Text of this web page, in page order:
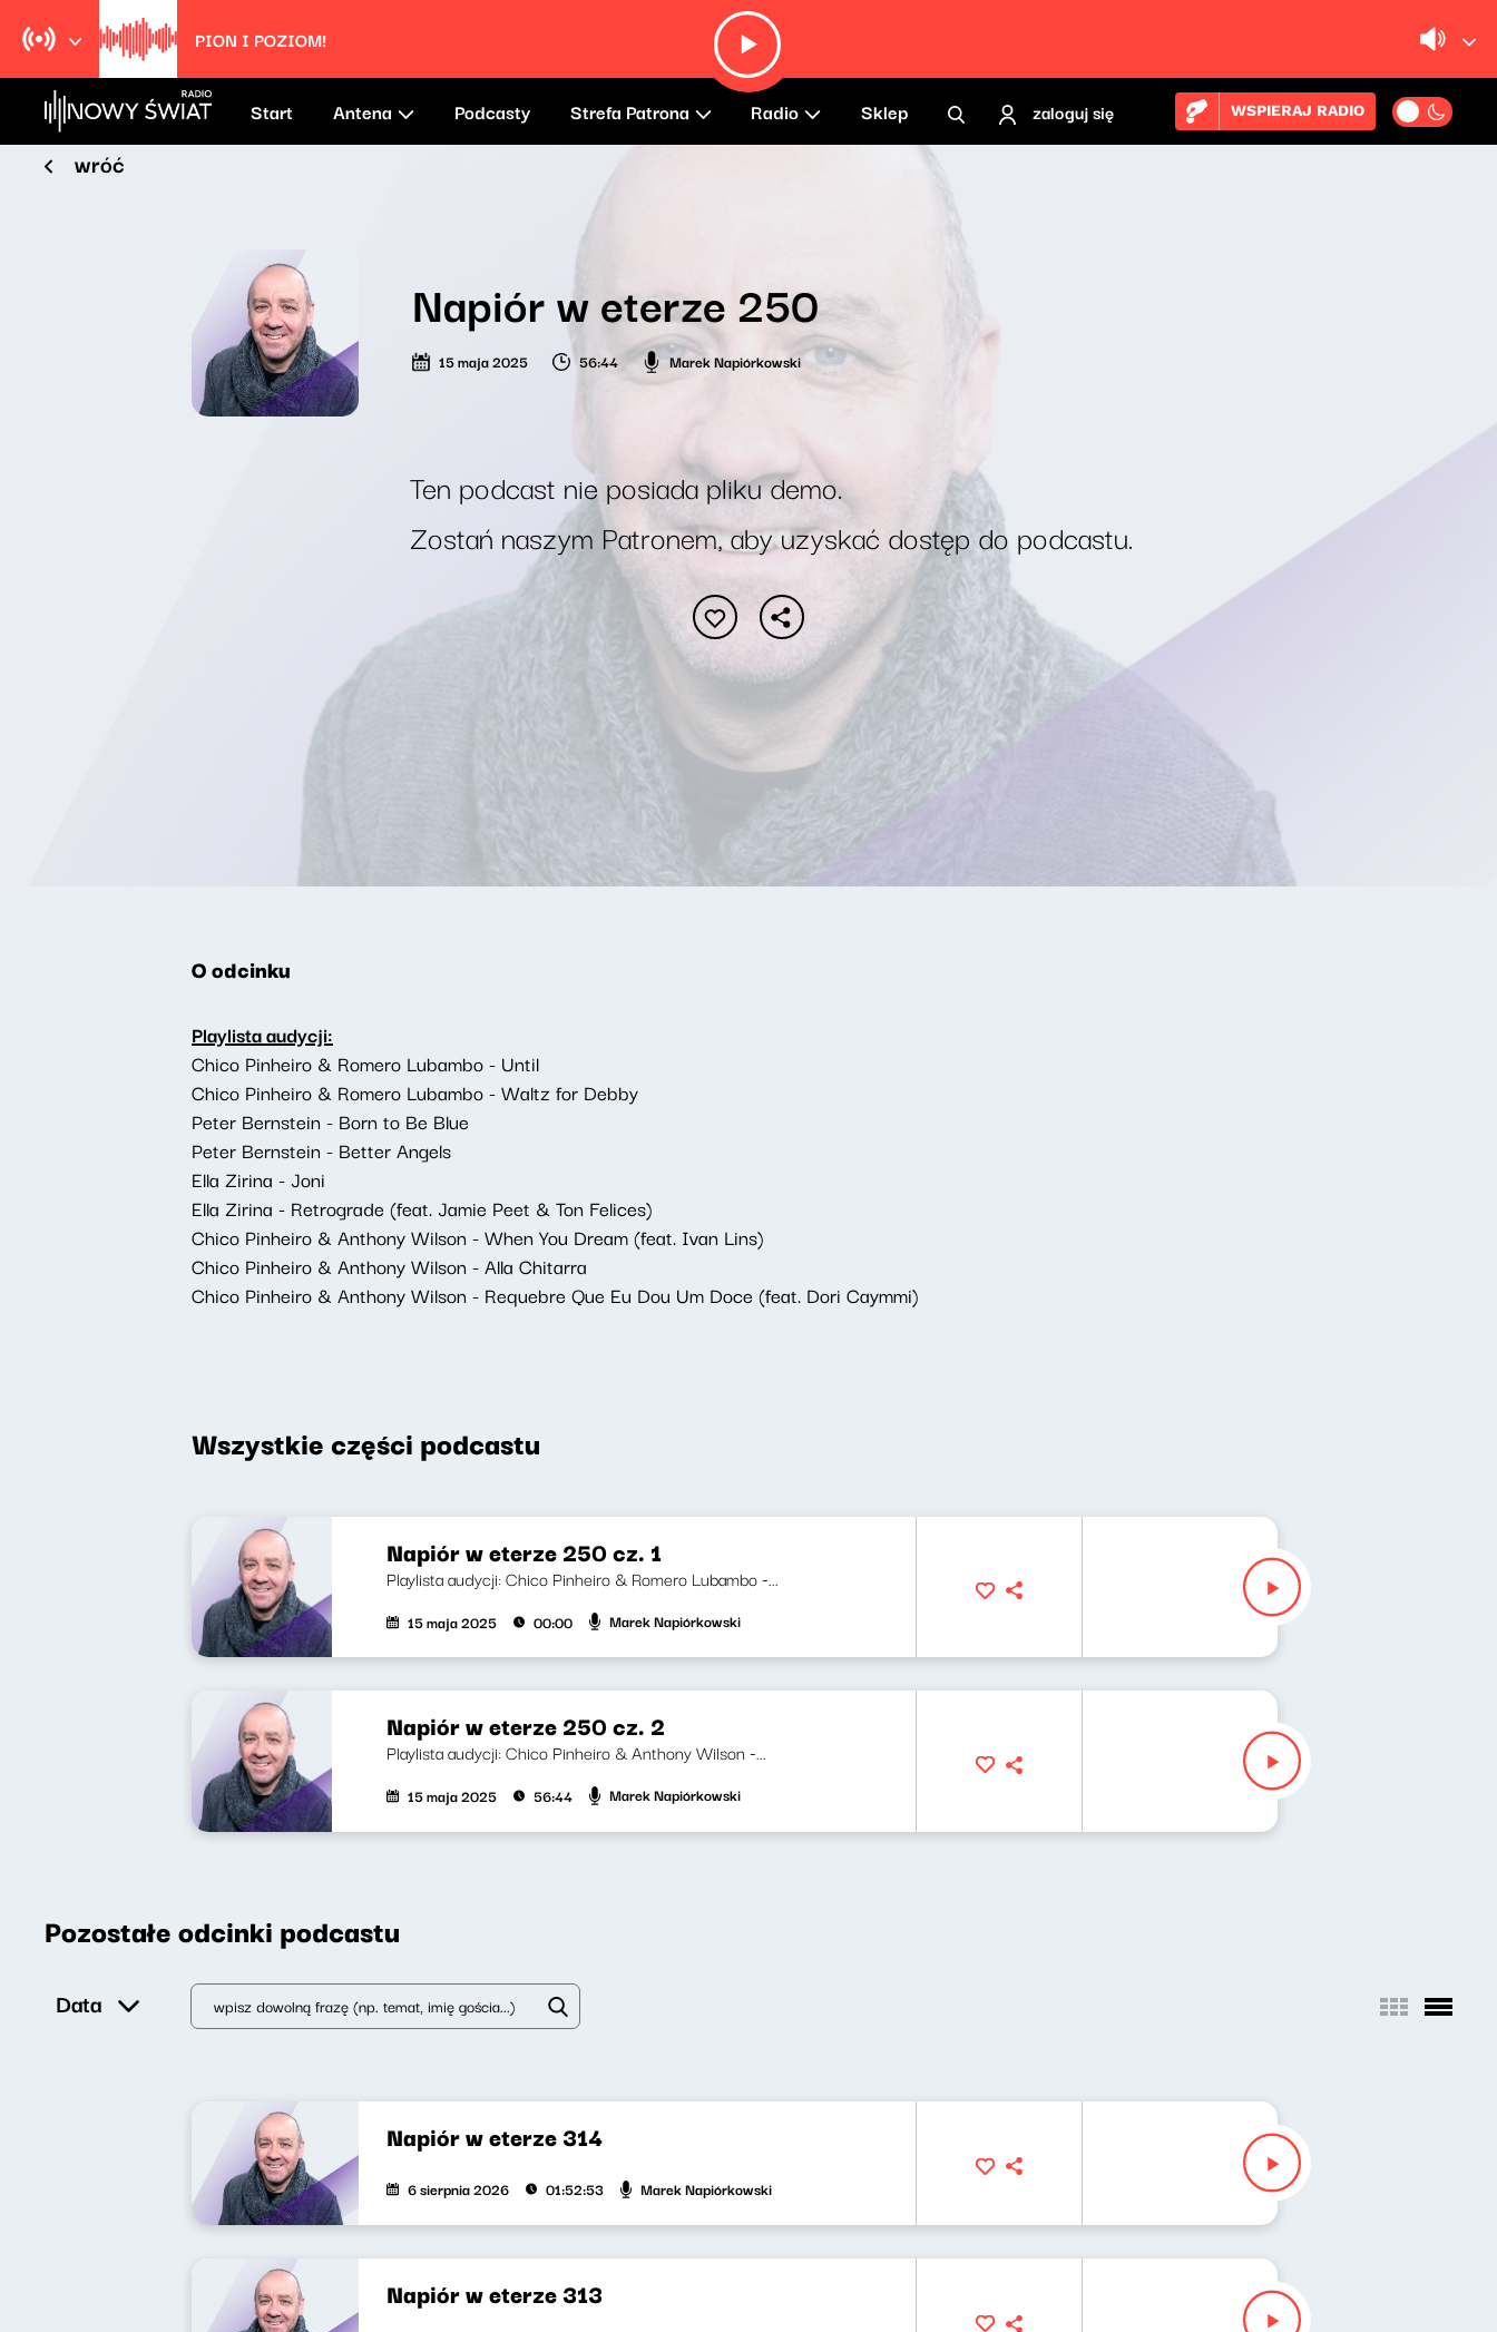
PION I POZIOM!
Start Antena Podcasty Strefa Patrona Radio Sklep zaloguj się WSPIERAJ RADIO
wróć
Napiór w eterze 250
15 maja 2025 56:44 Marek Napiórkowski
Ten podcast nie posiada pliku demo.
Zostań naszym Patronem, aby uzyskać dostęp do podcastu.
O odcinku
Playlista audycji:
Chico Pinheiro & Romero Lubambo - Until
Chico Pinheiro & Romero Lubambo - Waltz for Debby
Peter Bernstein - Born to Be Blue
Peter Bernstein - Better Angels
Ella Zirina - Joni
Ella Zirina - Retrograde (feat. Jamie Peet & Ton Felices)
Chico Pinheiro & Anthony Wilson - When You Dream (feat. Ivan Lins)
Chico Pinheiro & Anthony Wilson - Alla Chitarra
Chico Pinheiro & Anthony Wilson - Requebre Que Eu Dou Um Doce (feat. Dori Caymmi)
Wszystkie części podcastu
Napiór w eterze 250 cz. 1
Playlista audycji: Chico Pinheiro & Romero Lubambo -...
15 maja 2025 00:00 Marek Napiórkowski
Napiór w eterze 250 cz. 2
Playlista audycji: Chico Pinheiro & Anthony Wilson -...
15 maja 2025 56:44 Marek Napiórkowski
Pozostałe odcinki podcastu
Data
Napiór w eterze 314
6 sierpnia 2026 01:52:53 Marek Napiórkowski
Napiór w eterze 313